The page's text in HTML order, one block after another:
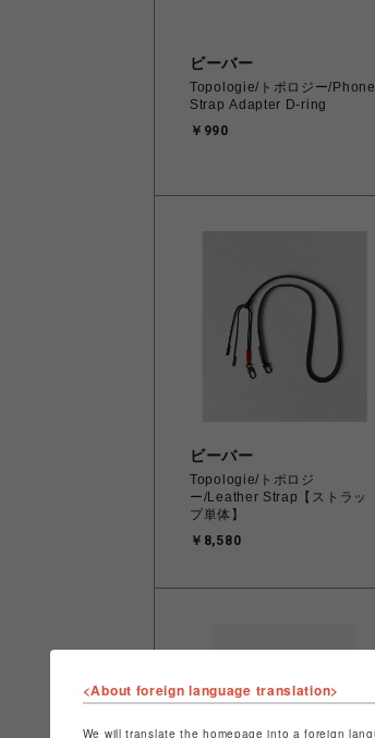
ビーバー
Topologie/トポロジー/Phone
Strap Adapter D-ring
￥990
ビーバー
Topologie/トポロジ
ー/Leather Strap【ストラッ
プ単体】
￥8,580
<About foreign language translation>
We will translate the homepage into a foreign